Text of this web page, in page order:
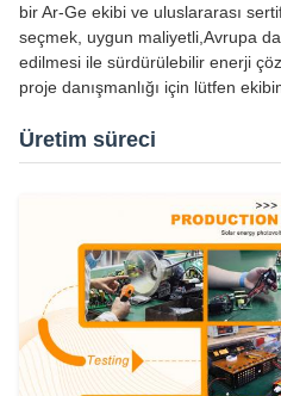
bir Ar-Ge ekibi ve uluslararası
seçmek, uygun maliyetli,Avrupa
edilmesi ile sürdürülebilir enerji
proje danışmanlığı için lütfen
Üretim süreci